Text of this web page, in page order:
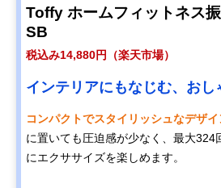
Toffy ホームフィットネス
SB
税込み14,880円（楽天市場）
インテリアにもなじむ、おし
コンパクトでスタイリッシュなデザイ
に置いても圧迫感が少なく、最大324
にエクササイズを楽しめます。